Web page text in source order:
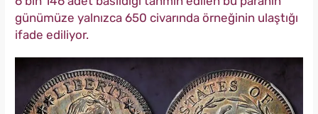
günümüze yalnızca 650 civarında örneğinin ulaştığı
ifade ediliyor.